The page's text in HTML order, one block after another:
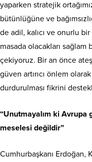
yaparken stratejik
bütünlüğüne ve
de adil, kalıcı ve onurlu
masada olacakları
çekiyoruz. Bir an önce
güven artırıcı önlem
durdurulması fikrini
“Unutmayalım ki
meselesi değildir”
Cumhurbaşkanı Erdoğan,